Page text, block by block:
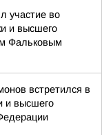
участие во
и высшего
Фальковым
встретился в
и высшего